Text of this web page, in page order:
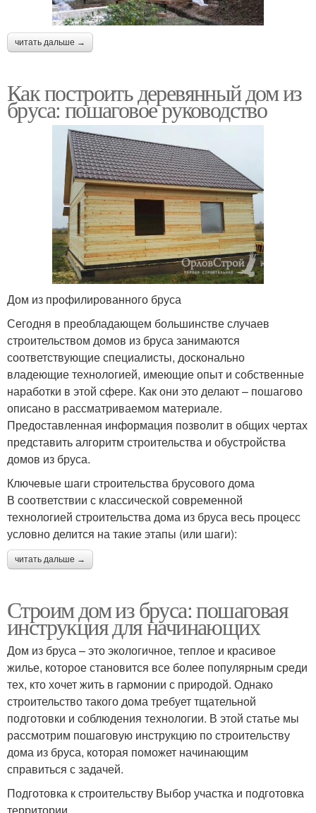
читать дальше →
Как построить деревянный дом из
бруса: пошаговое руководство
Дом из профилированного бруса
Сегодня в преобладающем большинстве случаев
строительством домов из бруса занимаются
соответствующие специалисты, досконально
владеющие технологией, имеющие опыт и собственные
наработки в этой сфере. Как они это делают – пошагово
описано в рассматриваемом материале.
Предоставленная информация позволит в общих чертах
представить алгоритм строительства и обустройства
домов из бруса.
Ключевые шаги строительства брусового дома
В соответствии с классической современной
технологией строительства дома из бруса весь процесс
условно делится на такие этапы (или шаги):
читать дальше →
Строим дом из бруса: пошаговая
инструкция для начинающих
Дом из бруса – это экологичное, теплое и красивое
жилье, которое становится все более популярным среди
тех, кто хочет жить в гармонии с природой. Однако
строительство такого дома требует тщательной
подготовки и соблюдения технологии. В этой статье мы
рассмотрим пошаговую инструкцию по строительству
дома из бруса, которая поможет начинающим
справиться с задачей.
Подготовка к строительству Выбор участка и подготовка
территории